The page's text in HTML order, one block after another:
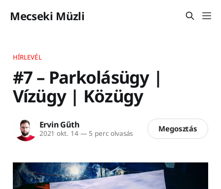
Mecseki Müzli
HÍRLEVÉL
#7 – Parkolásügy |
Vízügy | Közügy
Ervin Gűth
2021 okt. 14 — 5 perc olvasás Megosztás